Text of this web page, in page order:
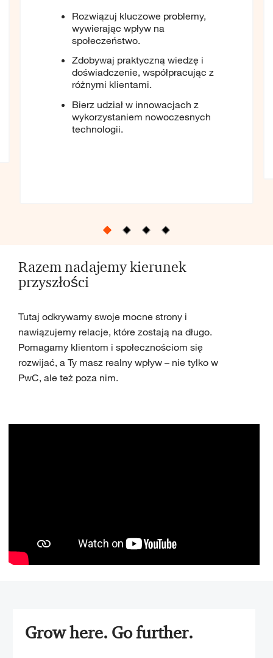
Rozwiązuj kluczowe problemy,
wywierając wpływ na
społeczeństwo.
Zdobywaj praktyczną wiedzę i
doświadczenie, współpracując z
różnymi klientami.
Bierz udział w innowacjach z
wykorzystaniem nowoczesnych
technologii.
Razem nadajemy kierunek
przyszłości
Tutaj odkrywamy swoje mocne strony i
nawiązujemy relacje, które zostają na długo.
Pomagamy klientom i społecznościom się
rozwijać, a Ty masz realny wpływ – nie tylko w
PwC, ale też poza nim.
Grow here. Go further.